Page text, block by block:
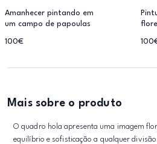
Amanhecer pintando em
um campo de papoulas
100€
Mais sobre o produto
O quadro hola apresenta uma imagem
equilíbrio e sofisticação a qualquer